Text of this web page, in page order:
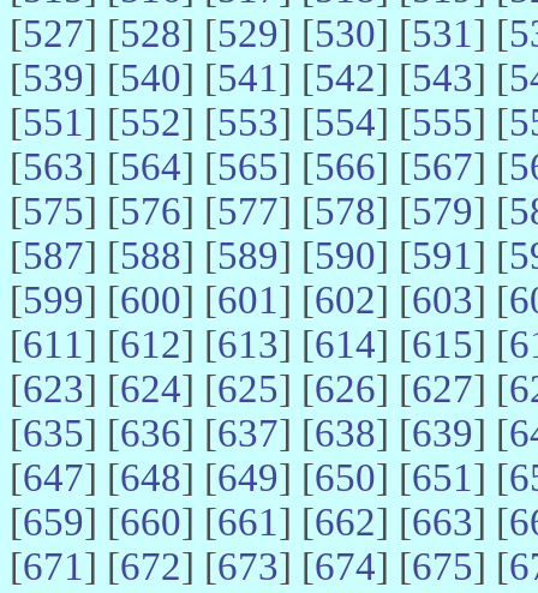
[527] [528] [529] [530] [531] [
[539] [540] [541] [542] [543] [
[551] [552] [553] [554] [555] [
[563] [564] [565] [566] [567] [
[575] [576] [577] [578] [579] [
[587] [588] [589] [590] [591] [
[599] [600] [601] [602] [603] [
[611] [612] [613] [614] [615] [
[623] [624] [625] [626] [627] [
[635] [636] [637] [638] [639] [
[647] [648] [649] [650] [651] [
[659] [660] [661] [662] [663] [
[671] [672] [673] [674] [675] [